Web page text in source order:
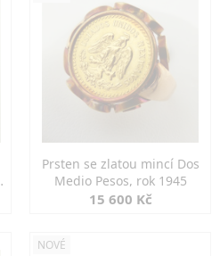
Prsten se zlatou mincí Dos
Medio Pesos, rok 1945
15 600 Kč
NOVÉ